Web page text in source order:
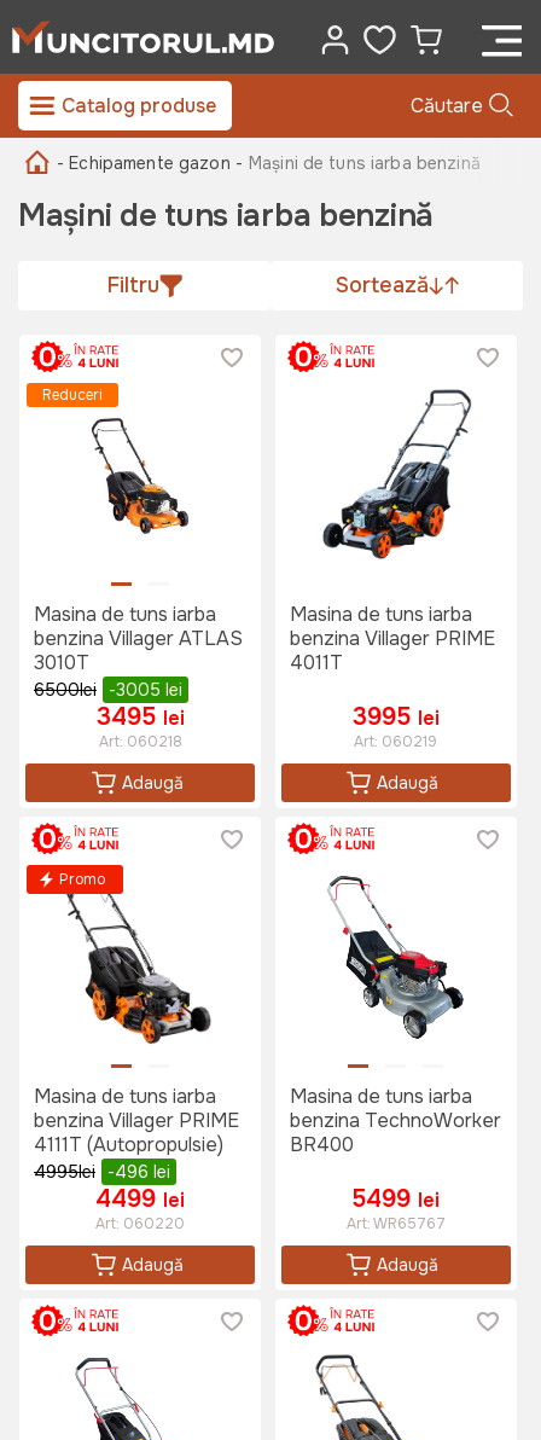
Catalog produse Căutare
- Echipamente gazon - Mașini de tuns iarba benzină
Mașini de tuns iarba benzină
Filtru Sortează
Reduceri
Masina de tuns iarba
benzina Villager ATLAS
3010T
6500lei -3005 lei
3495 lei
Art: 060218
Adaugă
Masina de tuns iarba
benzina Villager PRIME
4011T
3995 lei
Art: 060219
Adaugă
Promo
Masina de tuns iarba
benzina Villager PRIME
4111T (Autopropulsie)
4995lei -496 lei
4499 lei
Art: 060220
Adaugă
Masina de tuns iarba
benzina TechnoWorker
BR400
5499 lei
Art:WR65767
Adaugă